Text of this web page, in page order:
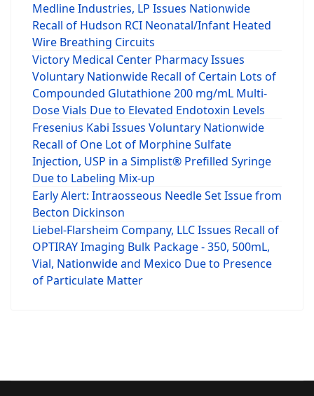
Medline Industries, LP Issues Nationwide
Recall of Hudson RCI Neonatal/Infant Heated
Wire Breathing Circuits
Victory Medical Center Pharmacy Issues
Voluntary Nationwide Recall of Certain Lots of
Compounded Glutathione 200 mg/mL Multi-
Dose Vials Due to Elevated Endotoxin Levels
Fresenius Kabi Issues Voluntary Nationwide
Recall of One Lot of Morphine Sulfate
Injection, USP in a Simplist® Prefilled Syringe
Due to Labeling Mix-up
Early Alert: Intraosseous Needle Set Issue from
Becton Dickinson
Liebel-Flarsheim Company, LLC Issues Recall of
OPTIRAY Imaging Bulk Package - 350, 500mL,
Vial, Nationwide and Mexico Due to Presence
of Particulate Matter